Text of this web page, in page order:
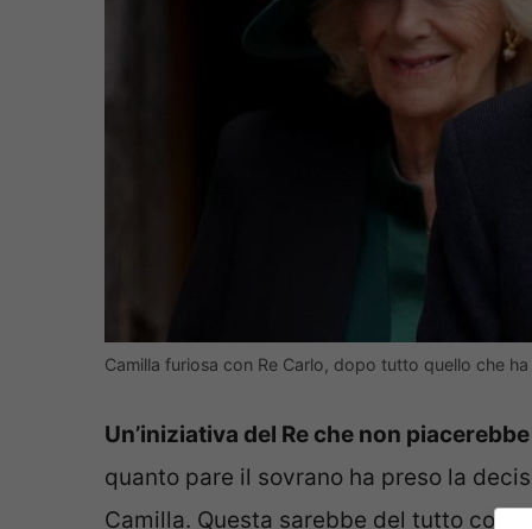
Camilla furiosa con Re Carlo, dopo tutto quello che
Un’iniziativa del Re che non
quanto pare il sovrano ha preso la
Camilla. Questa sarebbe del tutto